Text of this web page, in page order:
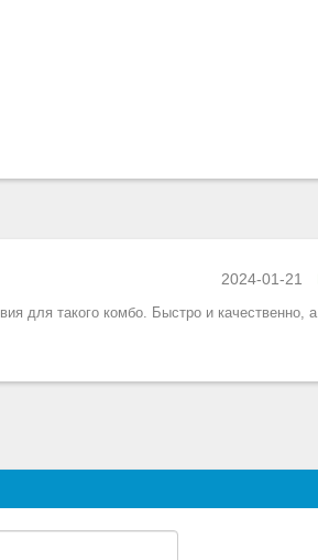
2024-01-21
для такого комбо. Быстро и качественно, а